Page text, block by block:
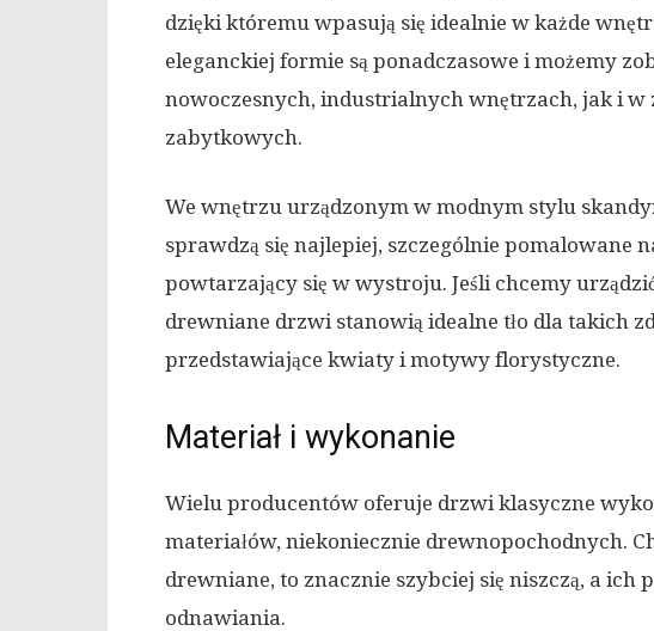
dzięki któremu wpasują się idealnie w każde
eleganckiej formie są ponadczasowe i możemy
nowoczesnych, industrialnych wnętrzach, jak i
zabytkowych.
We wnętrzu urządzonym w modnym stylu
sprawdzą się najlepiej, szczególnie pomalowane
powtarzający się w wystroju. Jeśli chcemy
drewniane drzwi stanowią idealne tło dla takich
przedstawiające kwiaty i motywy florystyczne.
Materiał i wykonanie
Wielu producentów oferuje drzwi klasyczne
materiałów, niekoniecznie drewnopochodnych.
drewniane, to znacznie szybciej się niszczą, a ich
odnawiania.